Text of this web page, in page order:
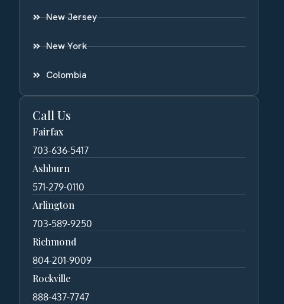
New Jersey
New York
Colombia
Call Us
Fairfax
703-636-5417
Ashburn
571-279-0110
Arlington
703-589-9250
Richmond
804-201-9009
Rockville
888-437-7747